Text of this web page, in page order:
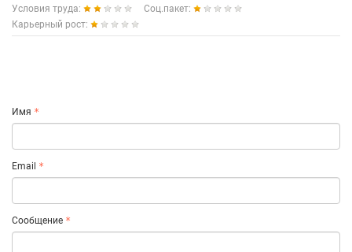
Условия труда:
Соц.пакет:
Карьерный рост:
Имя
Email
Сообщение